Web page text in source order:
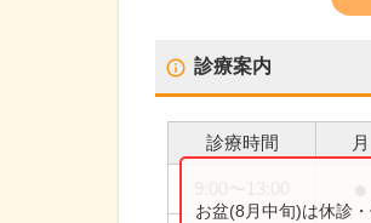
診療案内
診療時間 月
お盆(8月中旬)は休診